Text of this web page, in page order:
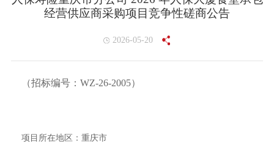
经营供应商采购项目竞争性磋商公告
2026-05-20
（招标编号： WZ-26-2005）
项目所在地区： 重庆市